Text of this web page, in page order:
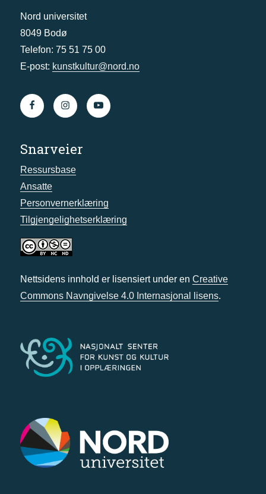
Nord universitet
8049 Bodø
Telefon: 75 51 75 00
E-post: kunstkultur@nord.no
Snarveier
Ressursbase
Ansatte
Personvernerklæring
Tilgjengelighetserklæring
Nettsidens innhold er lisensiert under en Creative
Commons Navngivelse 4.0 Internasjonal lisens.